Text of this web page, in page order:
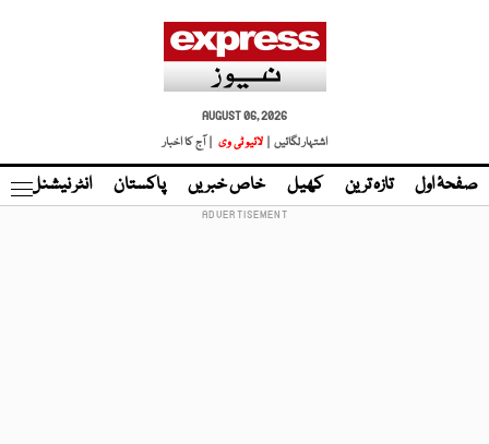
AUGUST 06, 2026
اشتہار لگائیں |
لائیو ٹی وی | آج کا اخبار
صفحۂ اول تازہ ترین کھیل خاص خبریں پاکستان انٹر نیشنل